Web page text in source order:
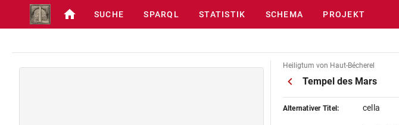
SUCHE SPARQL STATISTIK SCHEMA PROJEKT
Heiligtum von Haut-Bécherel
Tempel des Mars
Alternativer Titel: cella